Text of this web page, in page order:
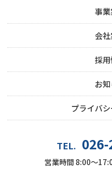
事
会
採
お
プライバ
TEL.
営業時間 8:00～